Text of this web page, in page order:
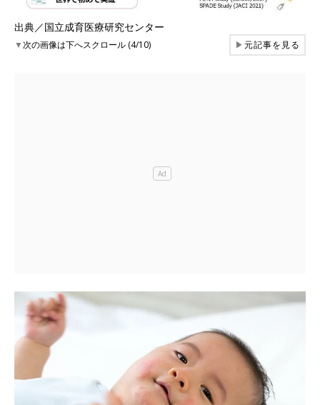
出典／国立成育医療研究センター
▼次の画像は下へスクロール (4/10) ▶元記事を見る